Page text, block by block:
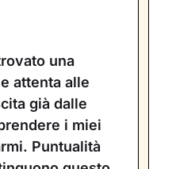
una
attenta alle
già dalle
i miei
Puntualità